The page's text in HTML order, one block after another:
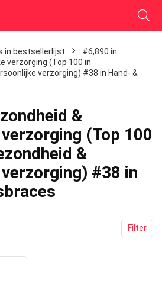
in bestsellerlijst
#6,890 in
verzorging (Top 100 in
verzorging) #38 in Hand- &
&
(Top 100
&
#38 in
Filter